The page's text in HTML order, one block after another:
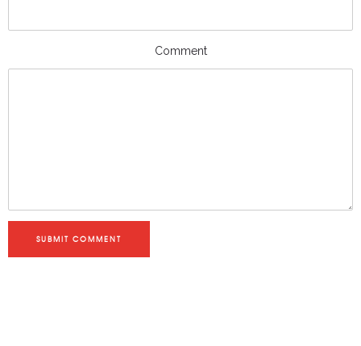
Comment
SUBMIT COMMENT